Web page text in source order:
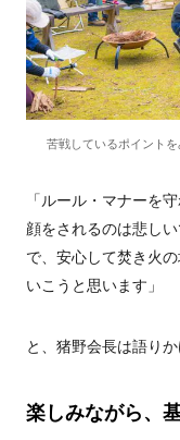
苦戦しているポイント
「ルール・マナーを
顔をされるのは悲し
で、安心して焚き火
いこうと思います」
と、猪野会長は語りか
楽しみながら、